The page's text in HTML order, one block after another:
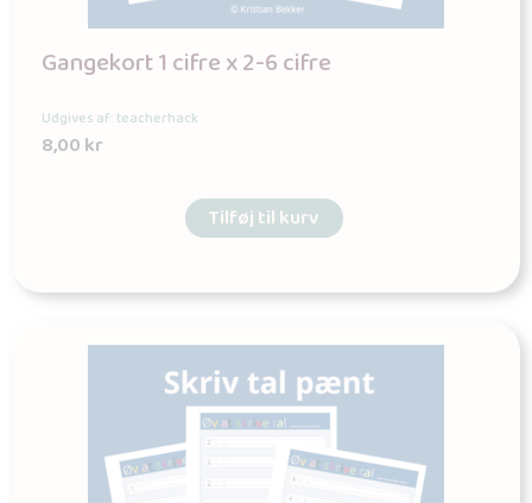
Gangekort 1 cifre x 2-6 cifre
Udgives af: teacherhack
8,00kr
Tilføj til kurv